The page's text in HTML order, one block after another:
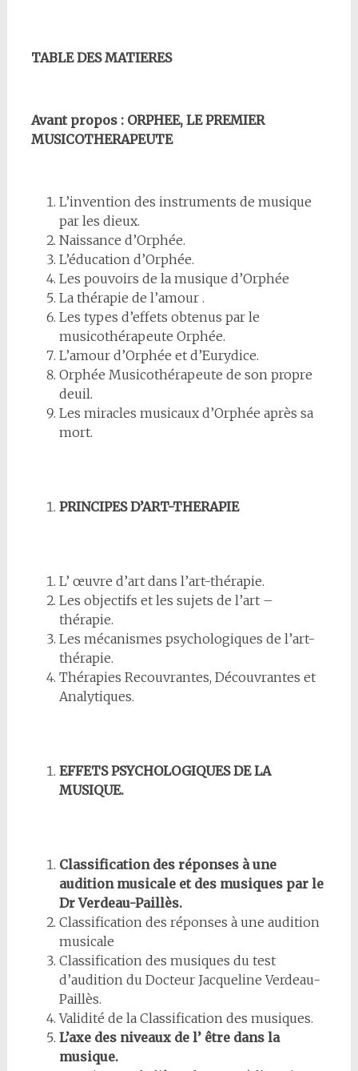
TABLE DES MATIERES
Avant propos : ORPHEE, LE PREMIER
MUSICOTHERAPEUTE
L’invention des instruments de musique
par les dieux.
Naissance d’Orphée.
L’éducation d’Orphée.
Les pouvoirs de la musique d’Orphée
La thérapie de l’amour .
Les types d’effets obtenus par le
musicothérapeute Orphée.
L’amour d’Orphée et d’Eurydice.
Orphée Musicothérapeute de son propre
deuil.
Les miracles musicaux d’Orphée après sa
mort.
PRINCIPES D’ART-THERAPIE
L’ œuvre d’art dans l’art-thérapie.
Les objectifs et les sujets de l’art –
thérapie.
Les mécanismes psychologiques de l’art-
thérapie.
Thérapies Recouvrantes, Découvrantes et
Analytiques.
EFFETS PSYCHOLOGIQUES DE LA
MUSIQUE.
Classification des réponses à une
audition musicale et des musiques par le
Dr Verdeau-Paillès.
Classification des réponses à une audition
musicale
Classification des musiques du test
d’audition du Docteur Jacqueline Verdeau-
Paillès.
Validité de la Classification des musiques.
L’axe des niveaux de l’ être dans la
musique.